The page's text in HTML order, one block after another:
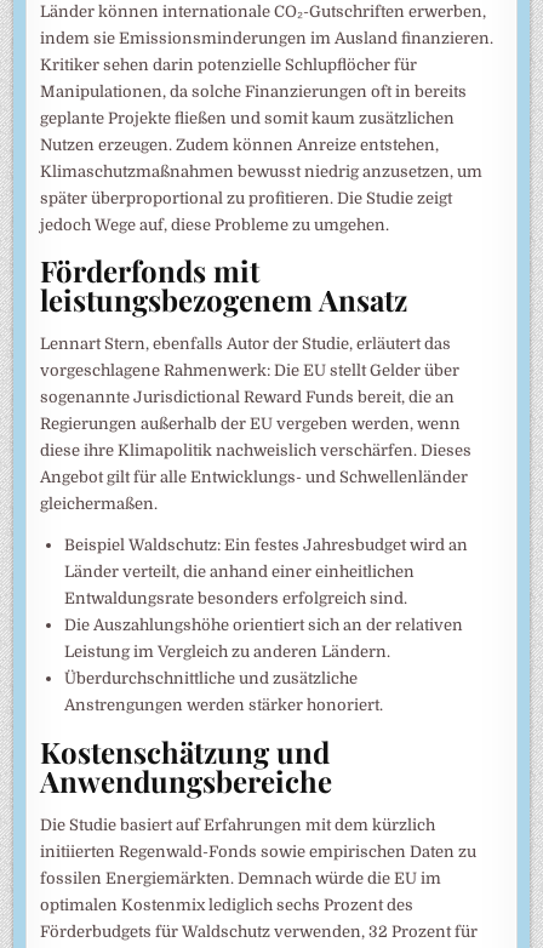
Länder können internationale CO₂-Gutschriften erwerben,
indem sie Emissionsminderungen im Ausland finanzieren.
Kritiker sehen darin potenzielle Schlupflöcher für
Manipulationen, da solche Finanzierungen oft in bereits
geplante Projekte fließen und somit kaum zusätzlichen
Nutzen erzeugen. Zudem können Anreize entstehen,
Klimaschutzmaßnahmen bewusst niedrig anzusetzen, um
später überproportional zu profitieren. Die Studie zeigt
jedoch Wege auf, diese Probleme zu umgehen.
Förderfonds mit
leistungsbezogenem Ansatz
Lennart Stern, ebenfalls Autor der Studie, erläutert das
vorgeschlagene Rahmenwerk: Die EU stellt Gelder über
sogenannte Jurisdictional Reward Funds bereit, die an
Regierungen außerhalb der EU vergeben werden, wenn
diese ihre Klimapolitik nachweislich verschärfen. Dieses
Angebot gilt für alle Entwicklungs- und Schwellenländer
gleichermaßen.
Beispiel Waldschutz: Ein festes Jahresbudget wird an
Länder verteilt, die anhand einer einheitlichen
Entwaldungsrate besonders erfolgreich sind.
Die Auszahlungshöhe orientiert sich an der relativen
Leistung im Vergleich zu anderen Ländern.
Überdurchschnittliche und zusätzliche
Anstrengungen werden stärker honoriert.
Kostenschätzung und
Anwendungsbereiche
Die Studie basiert auf Erfahrungen mit dem kürzlich
initiierten Regenwald-Fonds sowie empirischen Daten zu
fossilen Energiemärkten. Demnach würde die EU im
optimalen Kostenmix lediglich sechs Prozent des
Förderbudgets für Waldschutz verwenden, 32 Prozent für